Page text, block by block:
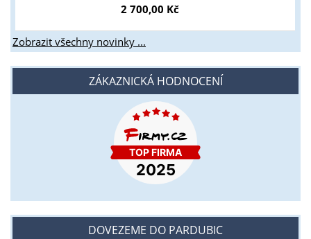
2 700,00 Kč
Zobrazit všechny novinky ...
ZÁKAZNICKÁ HODNOCENÍ
DOVEZEME DO PARDUBIC